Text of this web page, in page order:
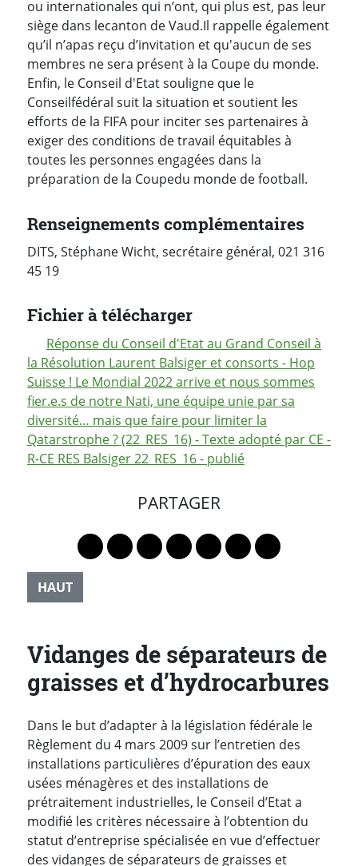
ou internationales qui n’ont, qui plus est, pas leur
siège dans lecanton de Vaud.Il rappelle également
qu’il n’apas reçu d’invitation et qu'aucun de ses
membres ne sera présent à la Coupe du monde.
Enfin, le Conseil d'Etat souligne que le
Conseilfédéral suit la situation et soutient les
efforts de la FIFA pour inciter ses partenaires à
exiger des conditions de travail équitables à
toutes les personnes engagées dans la
préparation de la Coupedu monde de football.
Renseignements complémentaires
DITS, Stéphane Wicht, secrétaire général, 021 316
45 19
Fichier à télécharger
Réponse du Conseil d'Etat au Grand Conseil à
la Résolution Laurent Balsiger et consorts - Hop
Suisse ! Le Mondial 2022 arrive et nous sommes
fier.e.s de notre Nati, une équipe unie par sa
diversité… mais que faire pour limiter la
Qatarstrophe ? (22_RES_16) - Texte adopté par CE -
R-CE RES Balsiger 22_RES_16 - publié
PARTAGER
Lien vers le profil Mastodon
Lien vers le profil Bluesky
Lien vers le profil Instagram
Lien vers le profil Linkedin
Lien vers le profil
Lien vers le profil
Partager par
HAUT
Vidanges de séparateurs de
graisses et d’hydrocarbures
Dans le but d’adapter à la législation fédérale le
Règlement du 4 mars 2009 sur l’entretien des
installations particulières d’épuration des eaux
usées ménagères et des installations de
prétraitement industrielles, le Conseil d’Etat a
modifié les critères nécessaire à l’obtention du
statut d’entreprise spécialisée en vue d’effectuer
des vidanges de séparateurs de graisses et